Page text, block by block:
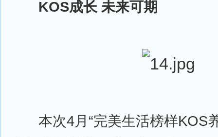
KOS成长 未来可期
本次4月“完美生活榜样KOS